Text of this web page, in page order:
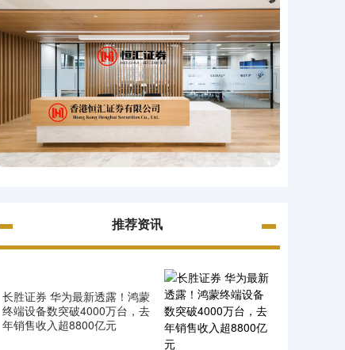
推荐资讯
长胜证券 华为最新透露！鸿蒙
终端设备数突破4000万台，去
年销售收入超8800亿元